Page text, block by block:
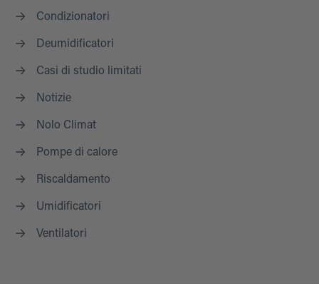
Condizionatori
Deumidificatori
Casi di studio limitati
Notizie
Nolo Climat
Pompe di calore
Riscaldamento
Umidificatori
Ventilatori